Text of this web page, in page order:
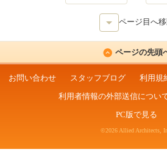
ページ目へ
ページの先頭
お問い合わせ スタッフブログ 利用規
利用者情報の外部送信につい
PC版で見る
©2026 Allied Architects,